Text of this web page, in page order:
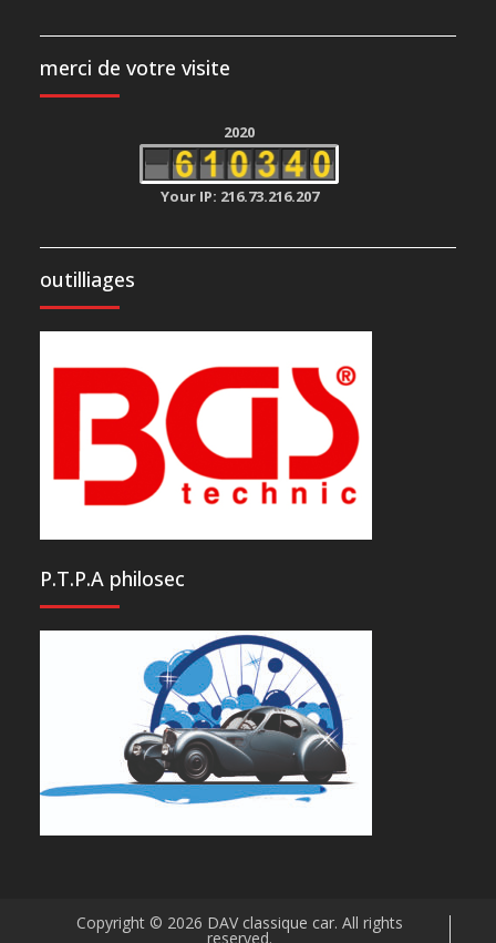
merci de votre visite
2020
Your IP: 216.73.216.207
outilliages
P.T.P.A philosec
Copyright © 2026 DAV classique car. All rights
reserved.